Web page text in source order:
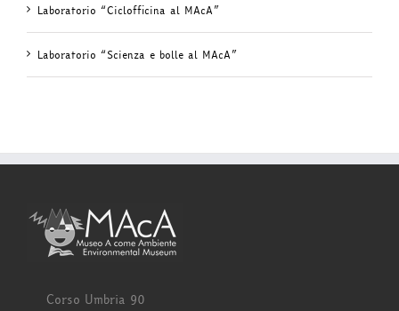
Laboratorio “Ciclofficina al MAcA”
Laboratorio “Scienza e bolle al MAcA”
Corso Umbria 90